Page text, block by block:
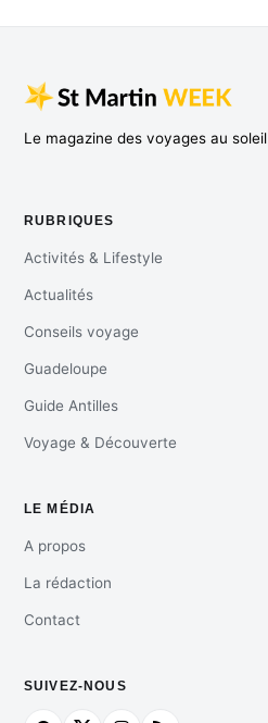
Le magazine des voyages au soleil
RUBRIQUES
Activités & Lifestyle
Actualités
Conseils voyage
Guadeloupe
Guide Antilles
Voyage & Découverte
LE MÉDIA
A propos
La rédaction
Contact
SUIVEZ-NOUS